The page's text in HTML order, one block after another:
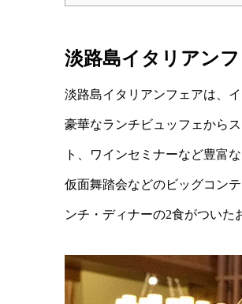
淡路島イタリアン
淡路島イタリアンフェアは、
豪華なランチビュッフェから
ト、ワインセミナーなど豊富
仮面舞踏会などのビッグコン
ンチ・ディナーの2食がついた